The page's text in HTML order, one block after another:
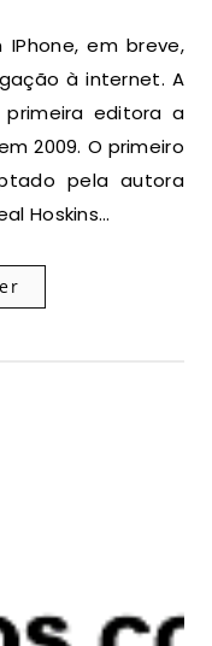
à internet. A
editora a
2009. O primeiro
pela autora
Hoskins…